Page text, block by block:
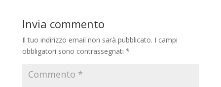
Invia commento
Il tuo indirizzo email non sarà pubblicato. I campi
obbligatori sono contrassegnati *